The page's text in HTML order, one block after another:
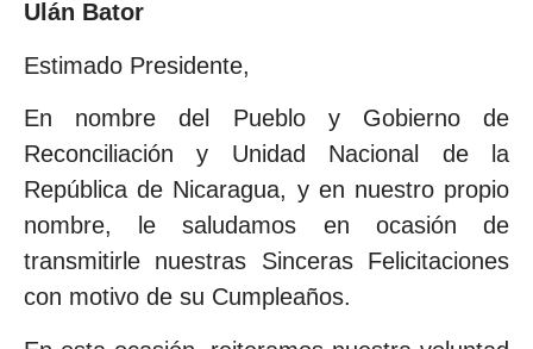
Ulán Bator
Estimado Presidente,
En nombre del Pueblo y Gobierno de
Reconciliación y Unidad Nacional de la
República de Nicaragua, y en nuestro propio
nombre, le saludamos en ocasión de
transmitirle nuestras Sinceras Felicitaciones
con motivo de su Cumpleaños.